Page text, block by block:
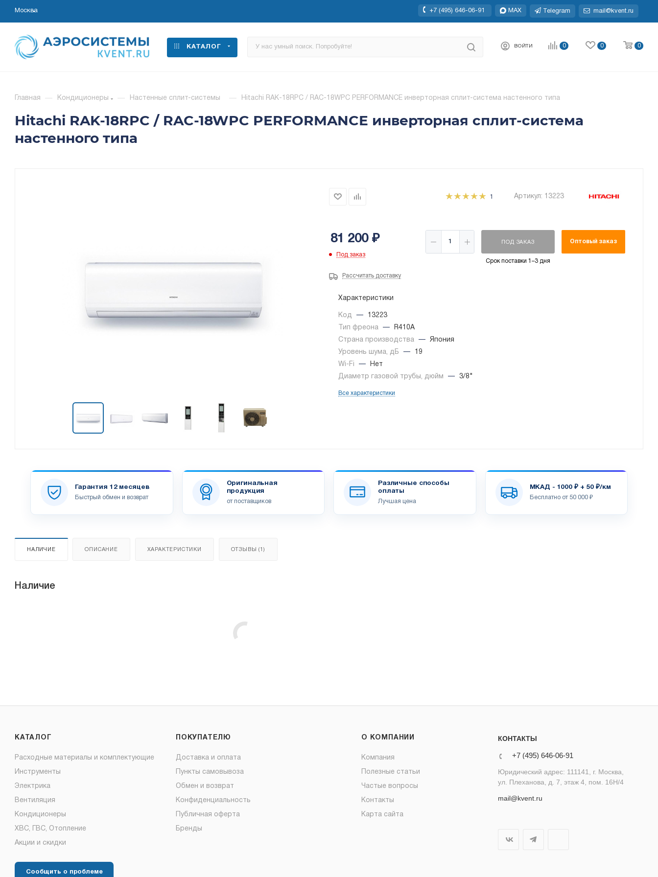
Москва +7 (495) 646-06-91 MAX Telegram mail@kvent.ru
КАТАЛОГ ВОЙТИ 0 0 0
Главная — Кондиционеры — Настенные сплит-системы — Hitachi RAK-18RPC / RAC-18WPC PERFORMANCE инверторная сплит-система настенного типа
Hitachi RAK-18RPC / RAC-18WPC PERFORMANCE инверторная сплит-система
настенного типа
1 Артикул: 13223
81 200₽
Под заказ
ПОД ЗАКАЗ
Срок поставки 1–3 дня
Оптовый заказ
Рассчитать доставку
Характеристики
Код —
13223
Тип фреона
—
R410A
Страна производства
—
Япония
Уровень шума, дБ
—
19
Wi-Fi
—
Нет
Диаметр газовой трубы, дюйм
— 3/8"
Все характеристики
Гарантия 12 месяцев
Быстрый обмен и возврат
Оригинальная
продукция
от поставщиков
Различные способы
оплаты
Лучшая цена
МКАД - 1000 ₽ + 50 ₽/км
Бесплатно от 50 000 ₽
НАЛИЧИЕ ОПИСАНИЕ ХАРАКТЕРИСТИКИ ОТЗЫВЫ (1)
Наличие
КАТАЛОГ
Расходные материалы и комплектующие
Инструменты
Электрика
Вентиляция
Кондиционеры
ХВС, ГВС, Отопление
Акции и скидки
ПОКУПАТЕЛЮ
Доставка и оплата
Пункты самовывоза
Обмен и возврат
Конфиденциальность
Публичная оферта
Бренды
О КОМПАНИИ
Компания
Полезные статьи
Частые вопросы
Контакты
Карта сайта
КОНТАКТЫ
+7 (495) 646-06-91
Юридический адрес: 111141, г. Москва,
ул. Плеханова, д. 7, этаж 4, пом. 16Н/4
mail@kvent.ru
Сообщить о проблеме